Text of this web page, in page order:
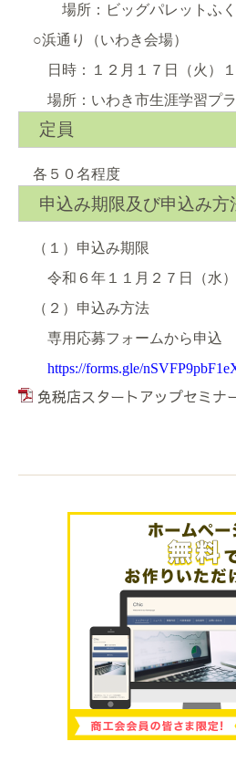
場所：ビッグパレットふく
○浜通り（いわき会場）
日時：１２月１７日（火）１
場所：いわき市生涯学習プラ
定員
各５０名程度
申込み期限及び申込み方
（１）申込み期限
令和６年１１月２７日（水）
（２）申込み方法
専用応募フォームから申込
https://forms.gle/
免税店スタートアップセミナ